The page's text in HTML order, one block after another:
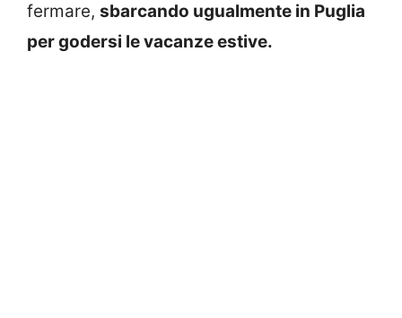
fermare, sbarcando ugualmente in Puglia
per godersi le vacanze estive.